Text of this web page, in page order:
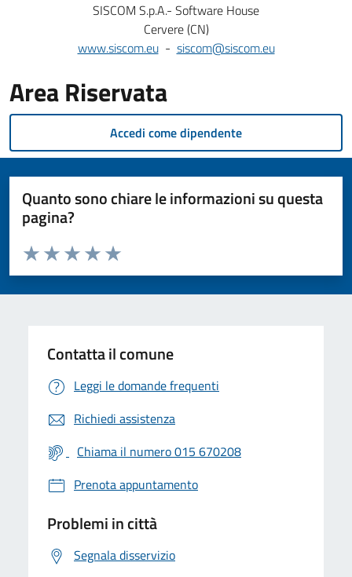
SISCOM S.p.A.- Software House
Cervere (CN)
www.siscom.eu- siscom@siscom.eu
Area Riservata
Accedi come dipendente
Quanto sono chiare le informazioni su questa
pagina?
Valuta da 1 a 5 stelle la pagina
Valuta 5 stelle su 5
Valuta 4 stelle su 5
Valuta 3 stelle su 5
Valuta 2 stelle su 5
Valuta 1 stelle su 5
Contatta il comune
Leggi le domande frequenti
Richiedi assistenza
Chiama il numero 015 670208
Prenota appuntamento
Problemi in città
Segnala disservizio